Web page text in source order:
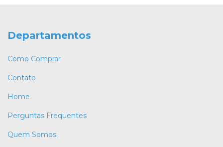
Departamentos
Como Comprar
Contato
Home
Perguntas Frequentes
Quem Somos